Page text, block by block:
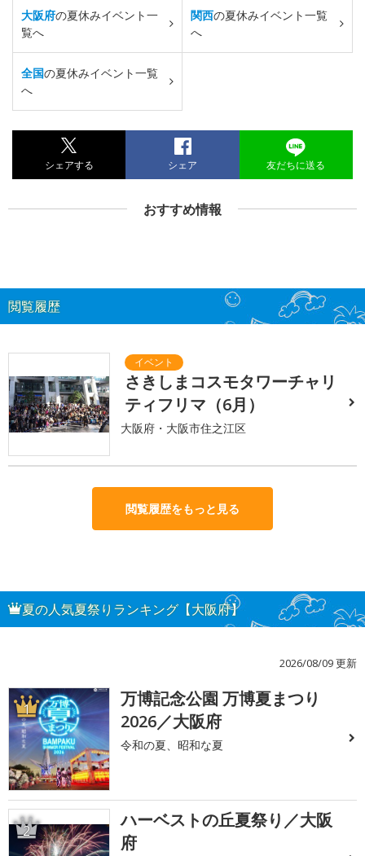
大阪府の夏休みイベント一
覧へ
関西の夏休みイベント一覧
へ
全国の夏休みイベント一覧
へ
シェアする シェア 友だちに送る
おすすめ情報
閲覧履歴
さきしまコスモタワーチャリ
ティフリマ（6月）
大阪府・大阪市住之江区
閲覧履歴をもっと見る
夏の人気夏祭りランキング【大阪府】
2026/08/09 更新
1
万博記念公園 万博夏まつり
2026／大阪府
令和の夏、昭和な夏
2
ハーベストの丘夏祭り／大阪
府